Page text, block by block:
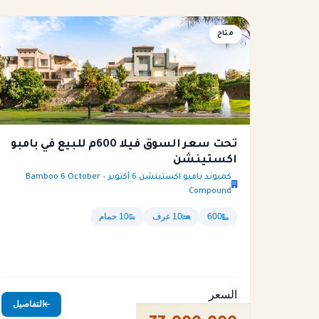
فيلا
متاح
تحت سعر السوق فيلا 600م للبيع في بامبو
اكستينشن
كمبوند بامبو اكستينشن 6 أكتوبر – Bamboo 6 October
Compound
600 10 غرف 10 حمام
السعر
التفاصيل